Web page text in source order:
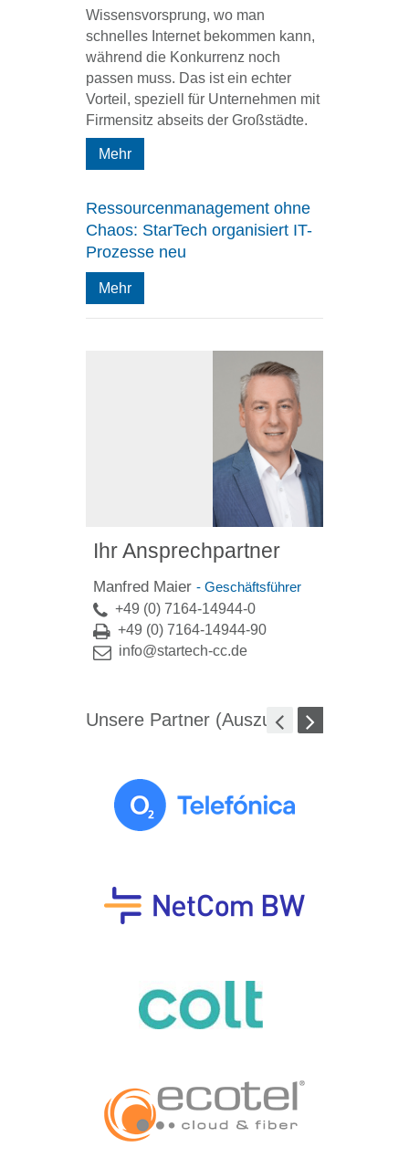
Wissensvorsprung, wo man
schnelles Internet bekommen kann,
während die Konkurrenz noch
passen muss. Das ist ein echter
Vorteil, speziell für Unternehmen mit
Firmensitz abseits der Großstädte.
Mehr
Ressourcenmanagement ohne
Chaos: StarTech organisiert IT-
Prozesse neu
Mehr
Ihr Ansprechpartner
Manfred Maier - Geschäftsführer
+49 (0) 7164-14944-0
+49 (0) 7164-14944-90
info@startech-cc.de
Unsere Partner (Auszug)